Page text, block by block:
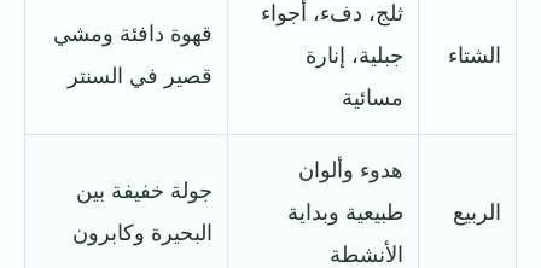
الشتاء
ثلج، دفء، أجواء
جبلية، إنارة
مسائية
قهوة دافئة ومشي
قصير في السنتر
الربيع
هدوء وألوان
طبيعية وبداية
الأنشطة
جولة خفيفة بين
البحيرة وكابرون